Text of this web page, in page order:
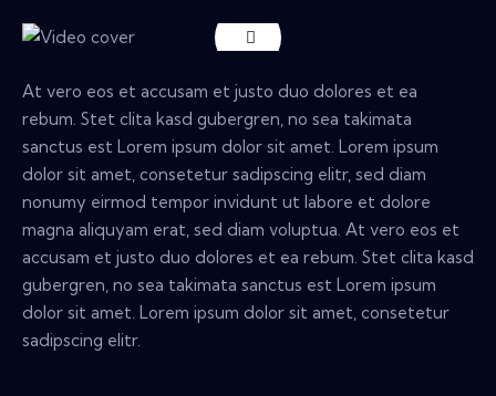
At vero eos et accusam et justo duo dolores et ea
rebum. Stet clita kasd gubergren, no sea takimata
sanctus est Lorem ipsum dolor sit amet. Lorem ipsum
dolor sit amet, consetetur sadipscing elitr, sed diam
nonumy eirmod tempor invidunt ut labore et dolore
magna aliquyam erat, sed diam voluptua. At vero eos et
accusam et justo duo dolores et ea rebum. Stet clita kasd
gubergren, no sea takimata sanctus est Lorem ipsum
dolor sit amet. Lorem ipsum dolor sit amet, consetetur
sadipscing elitr.